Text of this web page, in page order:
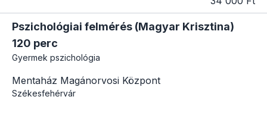
Pszichológiai felmérés (Magyar Krisztina)
120 perc
Gyermek pszichológia
Mentaház Magánorvosi Központ
Székesfehérvár